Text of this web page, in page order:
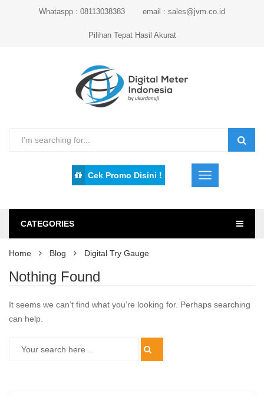
Whataspp : 08113038383 email : sales@jvm.co.id
Pilihan Tepat Hasil Akurat
Cek Promo Disini !
CATEGORIES
Home Blog Digital Try Gauge
Nothing Found
It seems we can’t find what you’re looking for. Perhaps searching
can help.